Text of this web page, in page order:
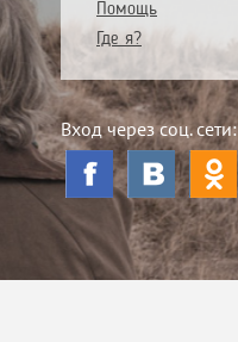
Помощь
Где я?
Вход через соц. сети: